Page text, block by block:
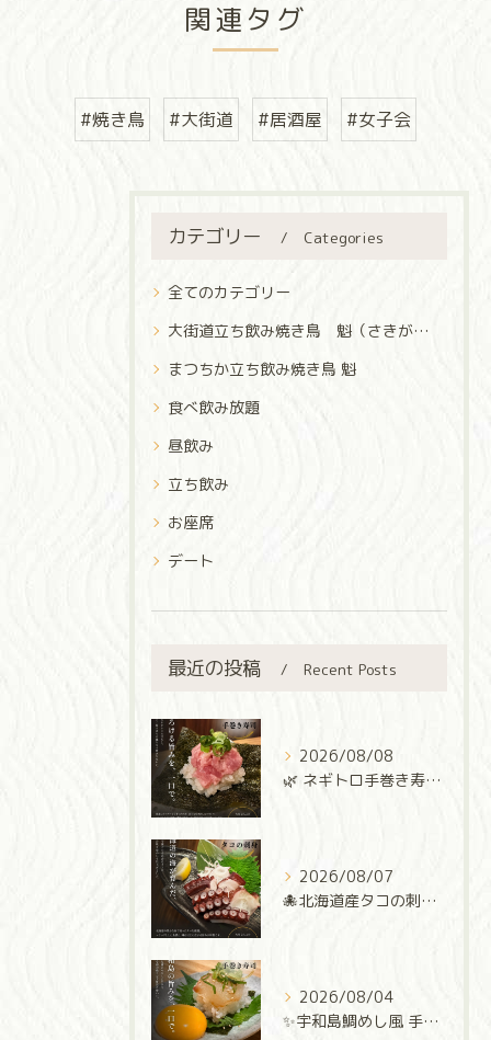
関連タグ
#焼き鳥 #大街道 #居酒屋 #女子会
カテゴリー Categories
全てのカテゴリー
大街道立ち飲み焼き鳥 魁（さきがけ）
まつちか立ち飲み焼き鳥 魁
食べ飲み放題
昼飲み
立ち飲み
お座席
デート
最近の投稿 Recent Posts
2026/08/08
🌿 ネギトロ手巻き寿司 🌿
2026/08/07
🐙北海道産タコの刺身🐙
2026/08/04
✨宇和島鯛めし風 手巻き寿司✨